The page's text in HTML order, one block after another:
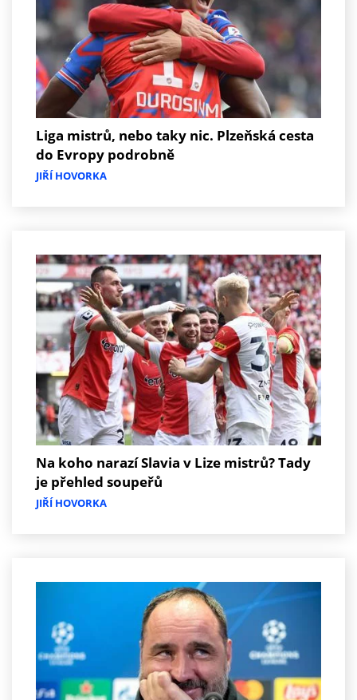
Liga mistrů, nebo taky nic. Plzeňská cesta
do Evropy podrobně
JIŘÍ HOVORKA
Na koho narazí Slavia v Lize mistrů? Tady
je přehled soupeřů
JIŘÍ HOVORKA